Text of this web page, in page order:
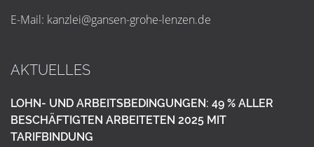
E-Mail: kanzlei@gansen-grohe-lenzen.de
AKTUELLES
LOHN- UND ARBEITSBEDINGUNGEN: 49 % ALLER
BESCHÄFTIGTEN ARBEITETEN 2025 MIT
TARIFBINDUNG